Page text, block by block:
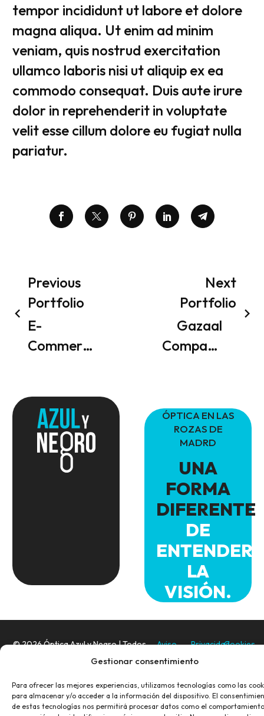
Gestionar consentimiento
Para ofrecer las mejores experiencias, utilizamos tecnologías como las
para almacenar y/o acceder a la información del dispositivo. El
de estas tecnologías nos permitirá procesar datos como el
tempor incididunt ut labore et dolore
magna aliqua. Ut enim ad minim
veniam, quis nostrud exercitation
ullamco laboris nisi ut aliquip ex ea
commodo consequat. Duis aute irure
dolor in reprehenderit in voluptate
velit esse cillum dolore eu fugiat nulla
pariatur.
Previous
Portfolio
E-
Commerce
Website
Design
(Demo)
Next
Portfolio
Gazaal
Company
(Demo)
ÓPTICA EN LAS
ROZAS DE
MADRD
UNA
FORMA
DIFERENTE
DE
ENTENDER
LA
VISIÓN.
© 2026 Óptica Azul y Negro | Todos
los derechos reservados.
Aviso
Legal
PrivacidadCookies